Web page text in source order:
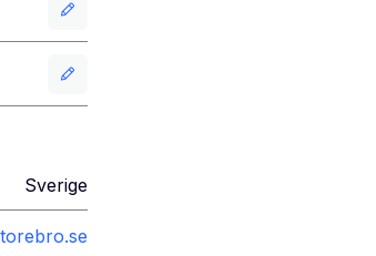
Sverige